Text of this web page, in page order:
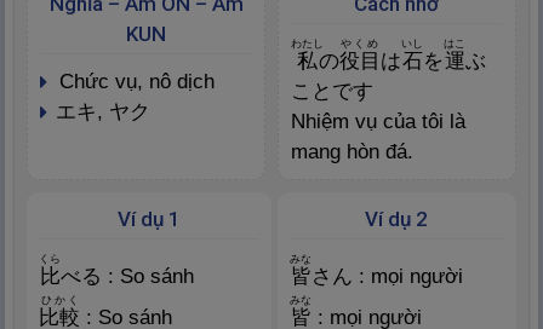
私
わたし
の役 目
やくめ
は石
いし
を運
はこ
ぶ
ことです
Nhiệm vụ của tôi là
mang hòn đá.
KUN
chức vụ, nô dịch
エキ, ヤク
Ví dụ 1
比
くら
べる : So sánh
比較
ひかく
: So sánh
Ví dụ 2
皆
みな
さん : mọi người
皆
みな
: mọi người